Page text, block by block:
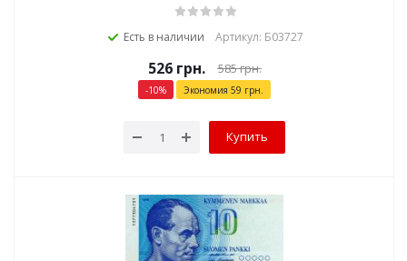
Есть в наличии Артикул: Б03727
526грн. 585грн.
-10% Экономия 59 грн.
Купить